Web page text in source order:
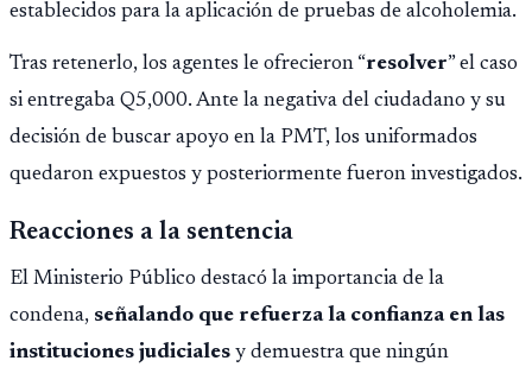
establecidos para la aplicación de pruebas de alcoholemia.
Tras retenerlo, los agentes le ofrecieron “resolver” el caso
si entregaba Q5,000. Ante la negativa del ciudadano y su
decisión de buscar apoyo en la PMT, los uniformados
quedaron expuestos y posteriormente fueron investigados.
Reacciones a la sentencia
El Ministerio Público destacó la importancia de la
condena, señalando que refuerza la confianza en las
instituciones judiciales y demuestra que ningún